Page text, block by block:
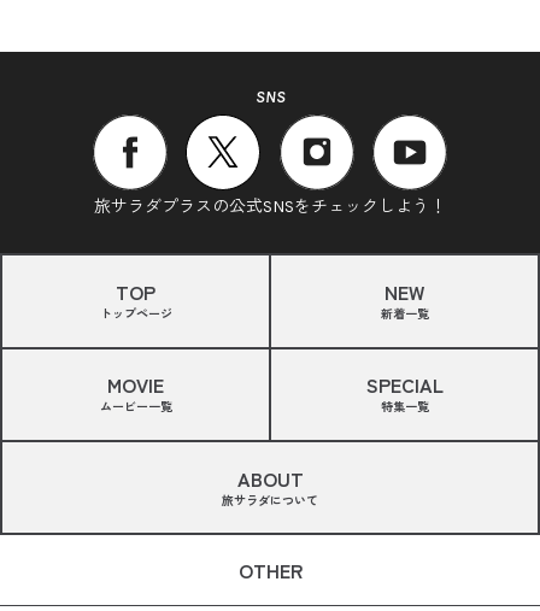
SNS
旅サラダプラスの公式SNSをチェックしよう！
TOP
トップページ
NEW
新着一覧
MOVIE
ムービー一覧
SPECIAL
特集一覧
ABOUT
旅サラダについて
OTHER